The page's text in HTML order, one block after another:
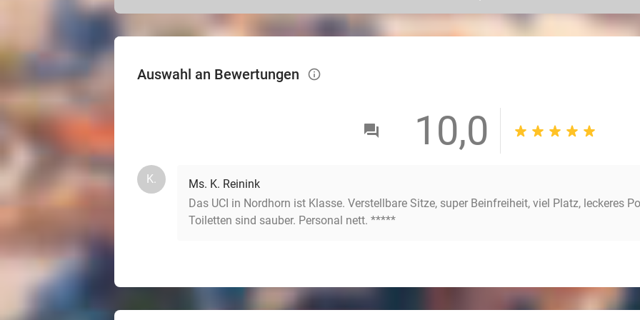
zum Beispiel den Familienfilm "Minions & Monster"
erobern, zu Filmstars aufsteigen, alles verlieren,
Sieh Dir hier das Programm an.
Auswahl an Bewertungen info_outlined
10,0
K.
Ms. K. Reinink
Das UCI in Nordhorn ist Klasse. Verstellbare Sitze, super Beinfreiheit, viel Platz, leckeres
Toiletten sind sauber. Personal nett. *****